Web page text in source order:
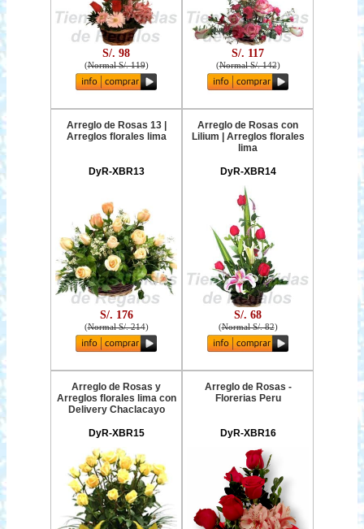
S/. 98
(Normal S/. 119)
S/. 117
(Normal S/. 142)
Arreglo de Rosas 13 |
Arreglos florales lima
DyR-XBR13
S/. 176
(Normal S/. 214)
Arreglo de Rosas con
Lilium | Arreglos florales
lima
DyR-XBR14
S/. 68
(Normal S/. 82)
Arreglo de Rosas y
Arreglos florales lima con
Delivery Chaclacayo
DyR-XBR15
Arreglo de Rosas -
Florerias Peru
DyR-XBR16